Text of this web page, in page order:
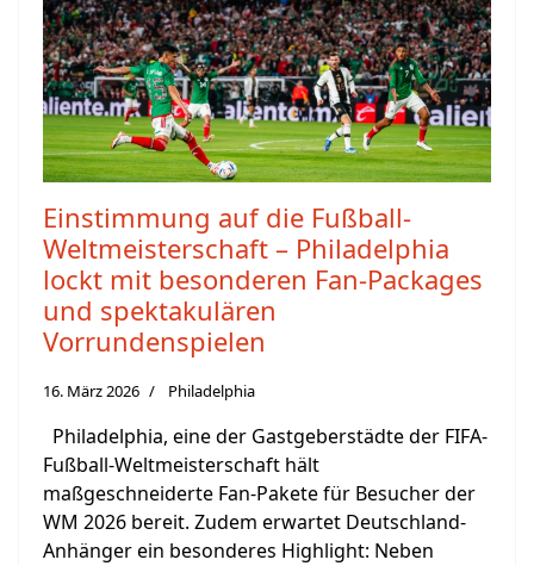
Einstimmung auf die Fußball-
Weltmeisterschaft – Philadelphia
lockt mit besonderen Fan-Packages
und spektakulären
Vorrundenspielen
16. März 2026 Philadelphia
Philadelphia, eine der Gastgeberstädte der FIFA-
Fußball-Weltmeisterschaft hält
maßgeschneiderte Fan-Pakete für Besucher der
WM 2026 bereit. Zudem erwartet Deutschland-
Anhänger ein besonderes Highlight: Neben